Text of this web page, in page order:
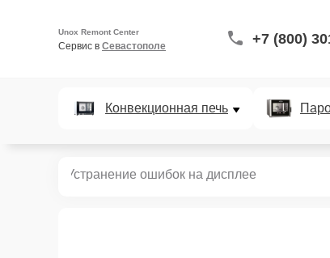
Unox Remont Center
Сервис в Севастополе +7 (800)
Конвекционная печь
Устранение ошибок на дисплее